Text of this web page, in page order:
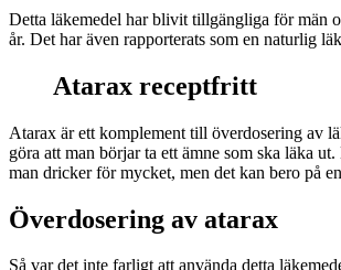
Detta läkemedel har blivit tillgängliga för män
år. Det har även rapporterats som en naturlig
Atarax receptfritt
Atarax är ett komplement till överdosering av
göra att man börjar ta ett ämne som ska läka
man dricker för mycket, men det kan bero på
Överdosering av atarax
Så var det inte farligt att använda detta